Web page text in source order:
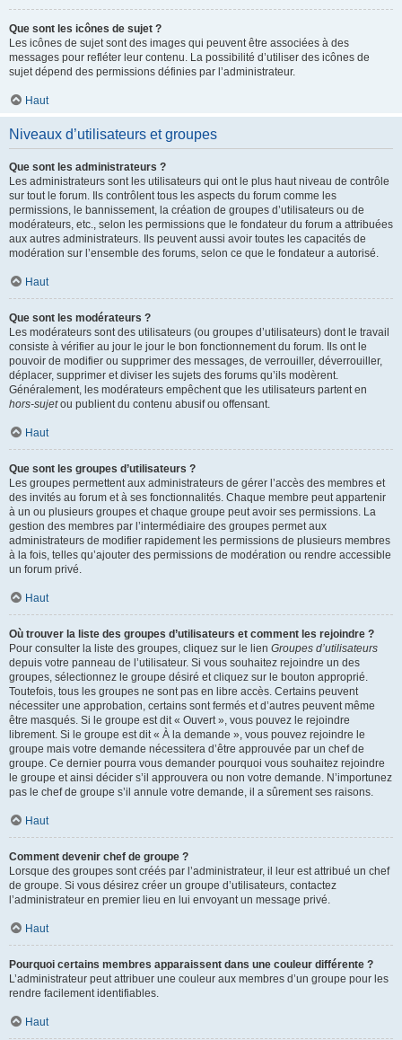
Que sont les icônes de sujet ?
Les icônes de sujet sont des images qui peuvent être associées à des
messages pour refléter leur contenu. La possibilité d’utiliser des icônes de
sujet dépend des permissions définies par l’administrateur.
Haut
Niveaux d’utilisateurs et groupes
Que sont les administrateurs ?
Les administrateurs sont les utilisateurs qui ont le plus haut niveau de contrôle
sur tout le forum. Ils contrôlent tous les aspects du forum comme les
permissions, le bannissement, la création de groupes d’utilisateurs ou de
modérateurs, etc., selon les permissions que le fondateur du forum a attribuées
aux autres administrateurs. Ils peuvent aussi avoir toutes les capacités de
modération sur l’ensemble des forums, selon ce que le fondateur a autorisé.
Haut
Que sont les modérateurs ?
Les modérateurs sont des utilisateurs (ou groupes d’utilisateurs) dont le travail
consiste à vérifier au jour le jour le bon fonctionnement du forum. Ils ont le
pouvoir de modifier ou supprimer des messages, de verrouiller, déverrouiller,
déplacer, supprimer et diviser les sujets des forums qu’ils modèrent.
Généralement, les modérateurs empêchent que les utilisateurs partent en
hors-sujetou publient du contenu abusif ou offensant.
Haut
Que sont les groupes d’utilisateurs ?
Les groupes permettent aux administrateurs de gérer l’accès des membres et
des invités au forum et à ses fonctionnalités. Chaque membre peut appartenir
à un ou plusieurs groupes et chaque groupe peut avoir ses permissions. La
gestion des membres par l’intermédiaire des groupes permet aux
administrateurs de modifier rapidement les permissions de plusieurs membres
à la fois, telles qu’ajouter des permissions de modération ou rendre accessible
un forum privé.
Haut
Où trouver la liste des groupes d’utilisateurs et comment les rejoindre ?
Pour consulter la liste des groupes, cliquez sur le lien Groupes d’utilisateurs
depuis votre panneau de l’utilisateur. Si vous souhaitez rejoindre un des
groupes, sélectionnez le groupe désiré et cliquez sur le bouton approprié.
Toutefois, tous les groupes ne sont pas en libre accès. Certains peuvent
nécessiter une approbation, certains sont fermés et d’autres peuvent même
être masqués. Si le groupe est dit « Ouvert », vous pouvez le rejoindre
librement. Si le groupe est dit « À la demande », vous pouvez rejoindre le
groupe mais votre demande nécessitera d’être approuvée par un chef de
groupe. Ce dernier pourra vous demander pourquoi vous souhaitez rejoindre
le groupe et ainsi décider s’il approuvera ou non votre demande. N’importunez
pas le chef de groupe s’il annule votre demande, il a sûrement ses raisons.
Haut
Comment devenir chef de groupe ?
Lorsque des groupes sont créés par l’administrateur, il leur est attribué un chef
de groupe. Si vous désirez créer un groupe d’utilisateurs, contactez
l’administrateur en premier lieu en lui envoyant un message privé.
Haut
Pourquoi certains membres apparaissent dans une couleur différente ?
L’administrateur peut attribuer une couleur aux membres d’un groupe pour les
rendre facilement identifiables.
Haut